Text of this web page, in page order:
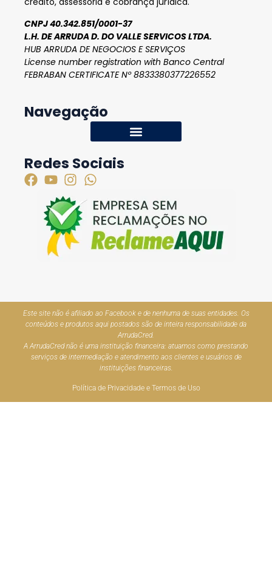
CNPJ 40.342.851/0001-37
L.H. DE ARRUDA D. DO VALLE SERVICOS LTDA.
HUB ARRUDA DE NEGOCIOS E SERVIÇOS
License number registration with Banco Central
FEBRABAN CERTIFICATE Nº 8833380377226552
Navegação
Redes Sociais
Este site não é afiliado ao Facebook e de nenhuma de suas entidades. Os
conteúdos e produtos aqui postados são de inteira responsabilidade da
ArrudaCred.
A ArrudaCred não é uma instituição financeira: atuamos como prestando
serviços de intermediação e atendimento aos clientes e usuários de
instituições financeiras.
Política de Privacidade e Termos de Uso